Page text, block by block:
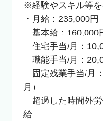
※経験やスキル等を
・月給：235,000円
基本給：160,000
住宅手当/月：
職能手当/月：
固定残業手当/月
月）
超過した時間外労
給